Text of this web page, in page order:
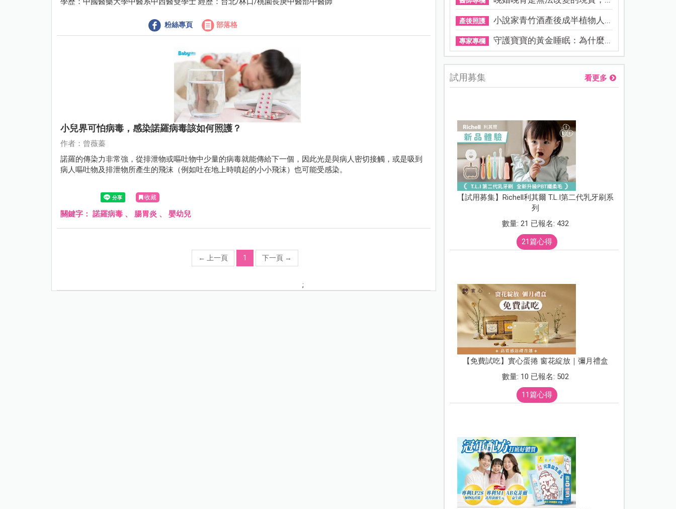
粉絲專頁 部落格
小兒界可怕病毒，感染諾羅病毒該如何照護？
作者：曾薇蓁
諾羅的傳染力非常強，從排泄物或嘔吐物中少量的病毒就能傳給下一個，因此光是與病人密切接觸，或是吸到
病人嘔吐物及排泄物所產生的飛沫（例如吐在地上時噴起的小小飛沫）也可能受感染。
收藏
關鍵字： 諾羅病毒 、 腸胃炎 、 嬰幼兒
← 上一頁 1 下一頁 →
;
產後照護 小說家青竹酒產後成半植物人...
專家專欄 守護寶寶的黃金睡眠：為什麼...
試用募集 看更多
【試用募集】Richell利其爾 T.L.I第二代乳牙刷系
列
數量: 21 已報名: 432
21篇心得
【免費試吃】實心蛋捲 窗花綻放｜彌月禮盒
數量: 10 已報名: 502
11篇心得